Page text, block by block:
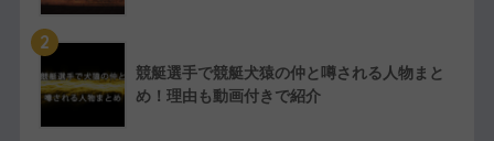
2
競艇選手で競艇犬猿の仲と噂される人物まと
め！理由も動画付きで紹介